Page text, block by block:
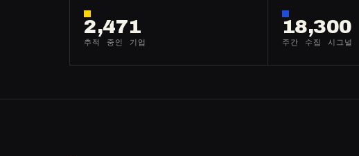
2,471
추적 중인 기업
18,300
주간 수집 시그널